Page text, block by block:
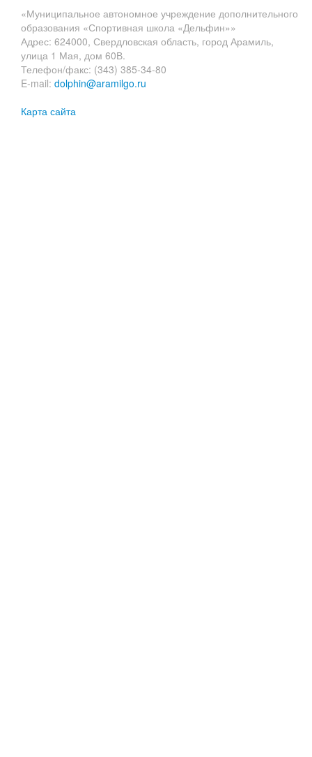
«Муниципальное автономное учреждение дополнительного
образования «Спортивная школа «Дельфин»»
Адрес: 624000, Свердловская область, город Арамиль,
улица 1 Мая, дом 60В.
Телефон/факс: (343) 385-34-80
E-mail: dolphin@aramilgo.ru
Карта сайта